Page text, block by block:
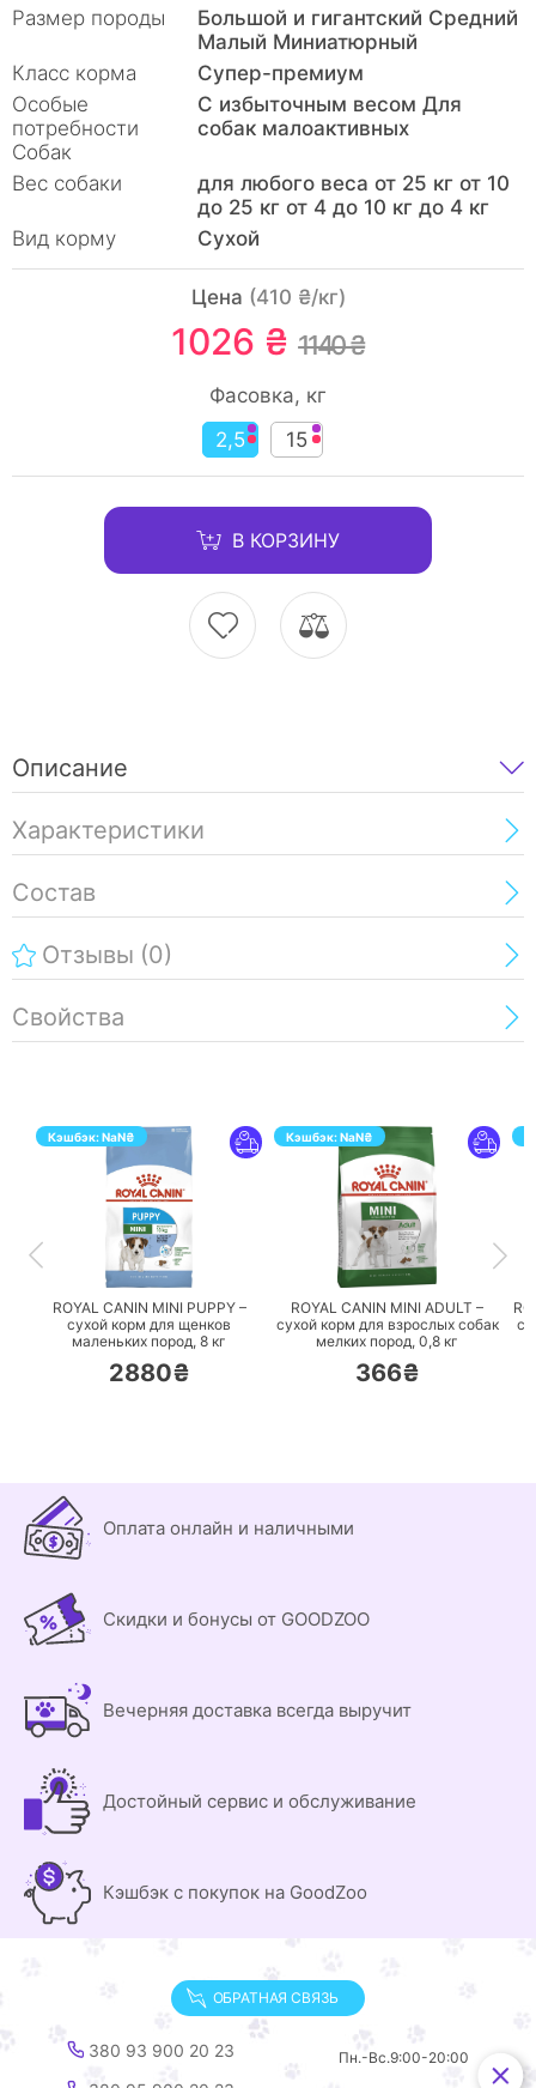
Размер породы
Большой и гигантский Средний
Малый Миниатюрный
Класс корма
Супер-премиум
Особые
потребности
Собак
С избыточным весом Для
собак малоактивных
Вес собаки
для любого веса от 25 кг от 10
до 25 кг от 4 до 10 кг до 4 кг
Вид корму
Сухой
Цена (410 ₴/кг)
1026 ₴ 1140 ₴
Фасовка, кг
2,5
15
В КОРЗИНУ
Описание
Характеристики
Состав
Отзывы (0)
Свойства
Кэшбэк:NaN₴
ПЕРЕЙТИ
ROYAL CANIN MINI PUPPY –
сухой корм для щенков
маленьких пород, 8 кг
2880₴
Кэшбэк:NaN₴
ПЕРЕЙТИ
ROYAL CANIN MINI ADULT –
сухой корм для взрослых собак
мелких пород, 0,8 кг
366₴
Оплата онлайн и наличными
Скидки и бонусы от GOODZOO
Вечерняя доставка всегда выручит
Достойный сервис и обслуживание
Кэшбэк с покупок на GoodZoo
ОБРАТНАЯ СВЯЗЬ
380 93 900 20 23
Пн.-Вс.9:00-20:00